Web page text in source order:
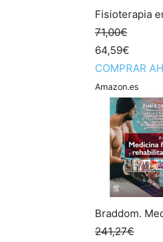
Fisioterapia
71,00€
64,59€
COMPRAR
Amazon.es
Braddom.
241,27€